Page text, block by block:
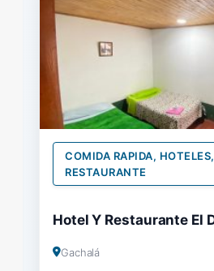
COMIDA RAPIDA, HOTELES,
RESTAURANTE
Hotel Y Restaurante El
Gachalá